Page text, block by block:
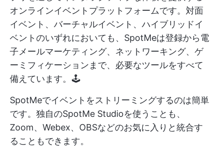
オンラインイベントプラットフォームです。対面
イベント、バーチャルイベント、ハイブリッドイ
ベントのいずれにおいても、SpotMeは登録から電
子メールマーケティング、ネットワーキング、ゲ
ーミフィケーションまで、必要なツールをすべて
備えています。🕹️
SpotMeでイベントをストリーミングするのは簡単
です。独自のSpotMe Studioを使うことも、
Zoom、Webex、OBSなどのお気に入りと統合す
ることもできます。